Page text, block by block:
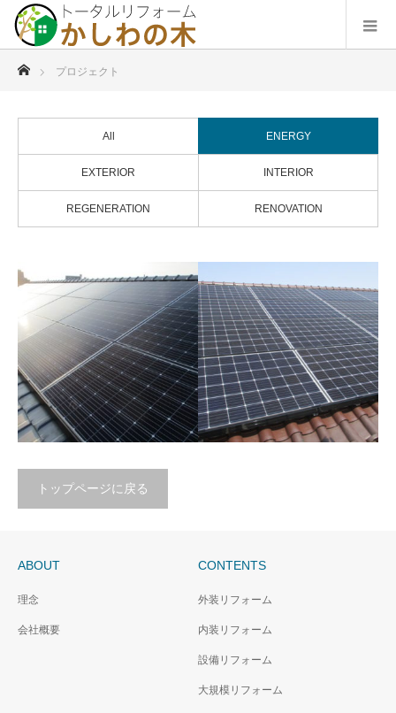
プロジェクト
All ENERGY
EXTERIOR INTERIOR
REGENERATION RENOVATION
トップページに戻る
ABOUT
理念
会社概要
CONTENTS
外装リフォーム
内装リフォーム
設備リフォーム
大規模リフォーム